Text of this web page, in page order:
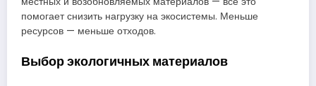
помогает снизить нагрузку на экосистемы. Меньше
ресурсов — меньше отходов.
Выбор экологичных материалов